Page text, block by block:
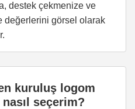
destek çekmenize ve
değerlerini görsel olarak
kuruluş logom
seçerim?